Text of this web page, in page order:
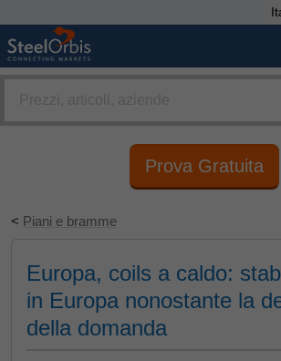
Prova Gratuita
< Piani e bramme
Europa, coils a caldo:
in Europa nonostante la
della domanda